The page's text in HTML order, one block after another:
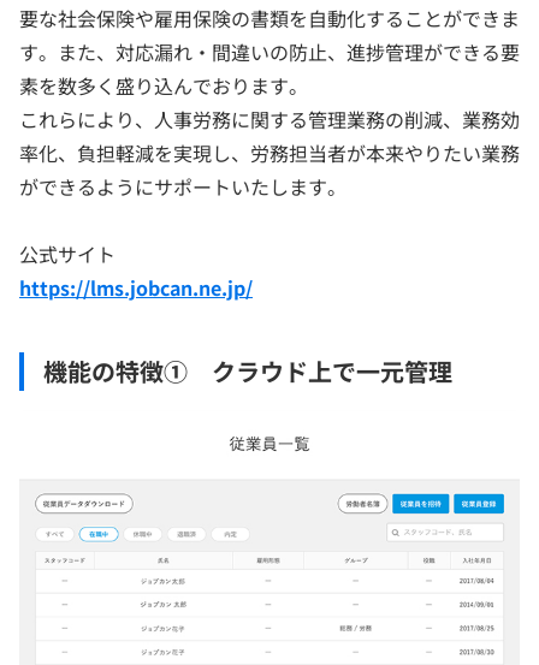
要な社会保険や雇用保険の書類を自動化することができま
す。また、対応漏れ・間違いの防止、進捗管理ができる要
素を数多く盛り込んでおります。
これらにより、人事労務に関する管理業務の削減、業務効
率化、負担軽減を実現し、労務担当者が本来やりたい業務
ができるようにサポートいたします。
公式サイト
https://lms.jobcan.ne.jp/
機能の特徴① クラウド上で一元管理